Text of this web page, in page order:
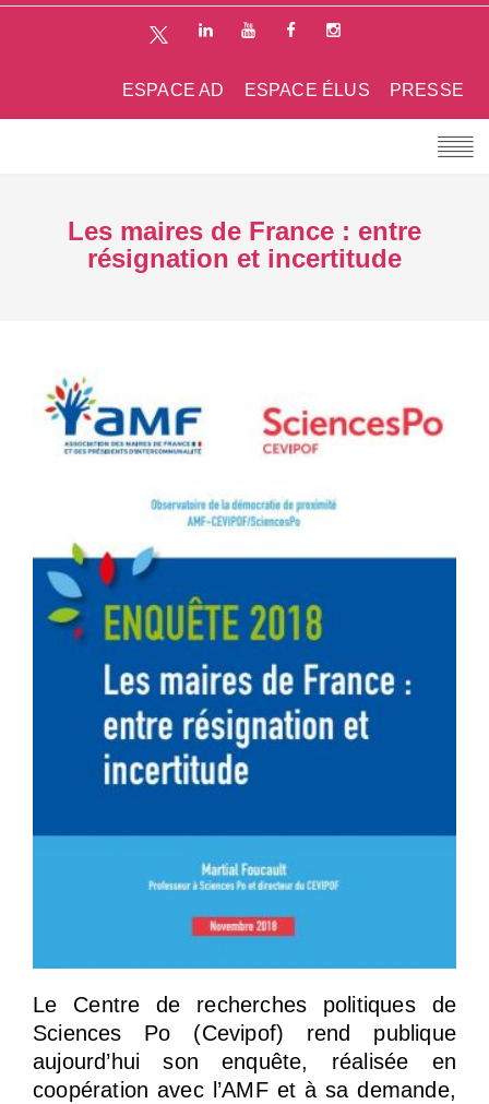
PRESSE
ESPACE ÉLUS
ESPACE AD
Les maires de France : entre
résignation et incertitude
Le Centre de recherches politiques de
Sciences Po (Cevipof) rend publique
aujourd’hui son enquête, réalisée en
coopération avec l’AMF et à sa demande,